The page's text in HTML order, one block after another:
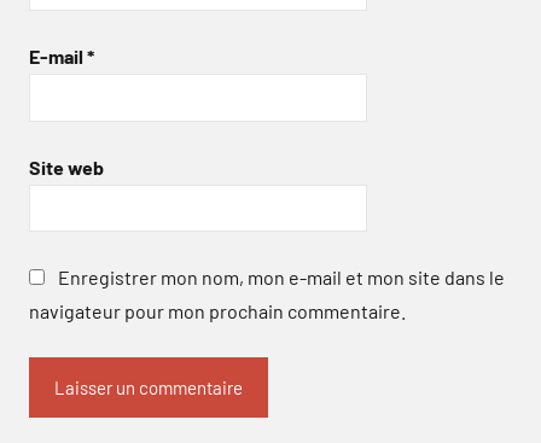
E-mail *
Site web
Enregistrer mon nom, mon e-mail et mon site dans le
navigateur pour mon prochain commentaire.